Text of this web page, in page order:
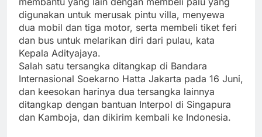
digunakan untuk merusak pintu villa, menyewa
dua mobil dan tiga motor, serta membeli tiket feri
dan bus untuk melarikan diri dari pulau, kata
Kepala Adityajaya.
Salah satu tersangka ditangkap di Bandara
Internasional Soekarno Hatta Jakarta pada 16 Juni,
dan keesokan harinya dua tersangka lainnya
ditangkap dengan bantuan Interpol di Singapura
dan Kamboja, dan dikirim kembali ke Indonesia.